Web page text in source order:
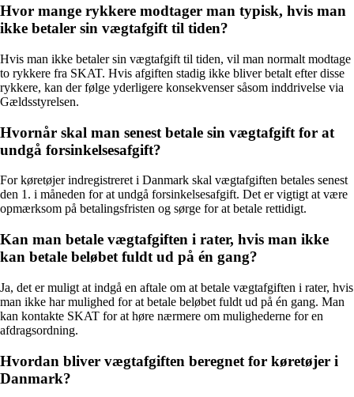
Hvor mange rykkere modtager man typisk, hvis man
ikke betaler sin vægtafgift til tiden?
Hvis man ikke betaler sin vægtafgift til tiden, vil man normalt modtage
to rykkere fra SKAT. Hvis afgiften stadig ikke bliver betalt efter disse
rykkere, kan der følge yderligere konsekvenser såsom inddrivelse via
Gældsstyrelsen.
Hvornår skal man senest betale sin vægtafgift for at
undgå forsinkelsesafgift?
For køretøjer indregistreret i Danmark skal vægtafgiften betales senest
den 1. i måneden for at undgå forsinkelsesafgift. Det er vigtigt at være
opmærksom på betalingsfristen og sørge for at betale rettidigt.
Kan man betale vægtafgiften i rater, hvis man ikke
kan betale beløbet fuldt ud på én gang?
Ja, det er muligt at indgå en aftale om at betale vægtafgiften i rater, hvis
man ikke har mulighed for at betale beløbet fuldt ud på én gang. Man
kan kontakte SKAT for at høre nærmere om mulighederne for en
afdragsordning.
Hvordan bliver vægtafgiften beregnet for køretøjer i
Danmark?